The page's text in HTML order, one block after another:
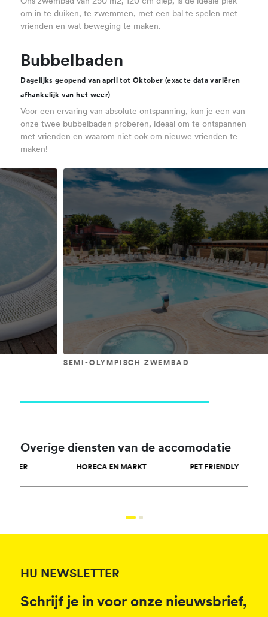
om in te duiken, te zwemmen, met een bal te spelen met
vrienden en wat beweging te maken.
Bubbelbaden
Dagelijks geopend van april tot Oktober (exacte data variëren
afhankelijk van het weer)
Voor een ervaring van absolute ontspanning, kun je een van
onze twee bubbelbaden proberen, ideaal om te ontspannen
met vrienden en waarom niet ook om nieuwe vrienden te
maken!
SEMI-OLYMPISCH ZWEMBAD
Overige diensten van de accomodatie
HORECA EN MARKT PET FRIENDLY
HU NEWSLETTER
Schrijf je in voor onze nieuwsbrief,